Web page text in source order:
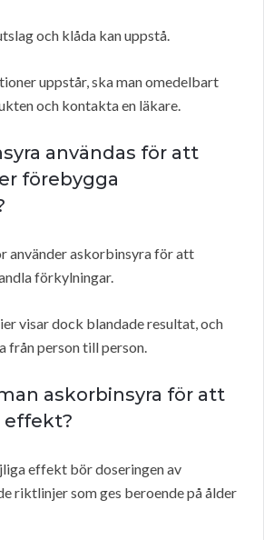
och klåda kan uppstå.
uppstår, ska man omedelbart
och kontakta en läkare.
användas för att
förebygga
använder askorbinsyra för att
förkylningar.
visar dock blandade resultat, och
från person till person.
askorbinsyra för att
effekt?
effekt bör doseringen av
riktlinjer som ges beroende på ålder